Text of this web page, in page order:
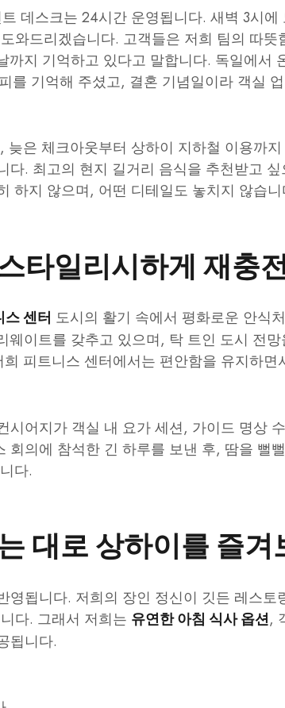
데스크는 24시간 운영됩니다. 새벽 3시
와드리겠습니다. 고객들은 저희 팀의 따
지 기억하고 있다고 말합니다. 독일에서
를 기억해 주셨고, 결혼 기념일이라 객실
은 체크아웃부터 상하이 지하철 이용까
. 최고의 현지 길거리 음식을 추천받고
하지 않으며, 어떤 디테일도 놓치지 않습니
타일리시하게 재충
센터 도시의 활기 속에서 평화로운 안식
이트를 갖추고 있으며, 탁 트인 도시 전
피트니스 센터에서는 편안함을 유지하
시어지가 객실 내 요가 세션, 가이드 명상
회의에 참석한 긴 하루를 보낸 후, 땀을 뻘
다.
대로 상하이를 즐겨
영됩니다. 저희의 장인 정신이 깃든 레스
다. 그래서 저희는 유연한 아침 식사 옵션,
됩니다.